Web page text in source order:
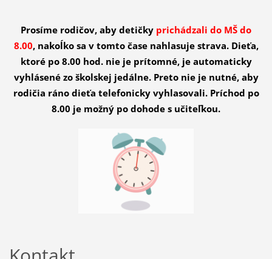
Prosíme rodičov, aby detičky prichádzali do MŠ do
8.00, nakoĺko sa v tomto čase nahlasuje strava. Dieťa,
ktoré po 8.00 hod. nie je prítomné, je automaticky
vyhlásené zo školskej jedálne. Preto nie je nutné, aby
rodičia ráno dieťa telefonicky vyhlasovali. Príchod po
8.00 je možný po dohode s učiteľkou.